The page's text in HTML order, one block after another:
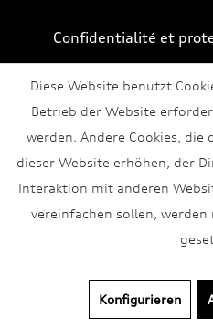
Confidentialité et
Conditions générales
Diese Website benutzt
Betrieb der Website
werden. Andere Cookies,
dieser Website erhöhen, der
Interaktion mit anderen
vereinfachen sollen,
Konfigurieren